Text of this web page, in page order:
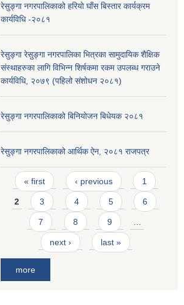
रेसुङ्गा नगरपालिकाको हरियो घाँस बिस्तार कार्यक्रम
कार्यविधि -२०८१
रेसुङ्गा रेसुङ्गा नगरपालिका भित्रका सामुदायिक शैक्षिक
संस्थाहरुका लागि विभिन्न शिर्षकमा रकम उपलब्ध गराउने
कार्यविधि, २०७९ (पहिलो संशोधन २०८१)
रेसुङ्गा नगरपालिकाको बिनियोजन बिधेयक २०८१
रेसुङ्गा नगरपालिकाको आर्थिक ऐन, २०८१ राजपत्र
Pages
« first ‹ previous 1
2 3 4 5 6
7 8 9
next › last »
more